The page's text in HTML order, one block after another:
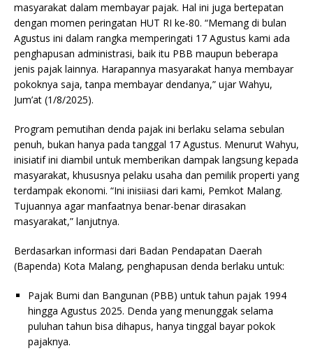
masyarakat dalam membayar pajak. Hal ini juga bertepatan
dengan momen peringatan HUT RI ke-80. “Memang di bulan
Agustus ini dalam rangka memperingati 17 Agustus kami ada
penghapusan administrasi, baik itu PBB maupun beberapa
jenis pajak lainnya. Harapannya masyarakat hanya membayar
pokoknya saja, tanpa membayar dendanya,” ujar Wahyu,
Jum’at (1/8/2025).
Program pemutihan denda pajak ini berlaku selama sebulan
penuh, bukan hanya pada tanggal 17 Agustus. Menurut Wahyu,
inisiatif ini diambil untuk memberikan dampak langsung kepada
masyarakat, khususnya pelaku usaha dan pemilik properti yang
terdampak ekonomi. “Ini inisiiasi dari kami, Pemkot Malang.
Tujuannya agar manfaatnya benar-benar dirasakan
masyarakat,” lanjutnya.
Berdasarkan informasi dari Badan Pendapatan Daerah
(Bapenda) Kota Malang, penghapusan denda berlaku untuk:
Pajak Bumi dan Bangunan (PBB) untuk tahun pajak 1994
hingga Agustus 2025. Denda yang menunggak selama
puluhan tahun bisa dihapus, hanya tinggal bayar pokok
pajaknya.